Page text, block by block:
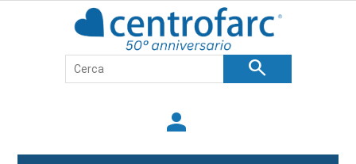
search
person